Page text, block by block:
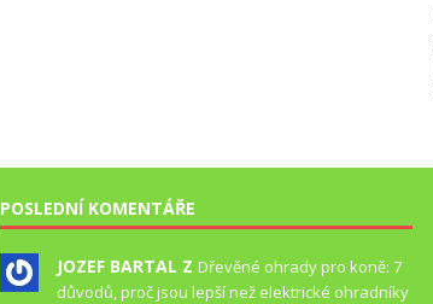
POSLEDNÍ KOMENTÁŘE
JOZEF BARTAL Z Dřevěné ohrady pro koně: 7
důvodů, proč jsou lepší než elektrické ohradníky